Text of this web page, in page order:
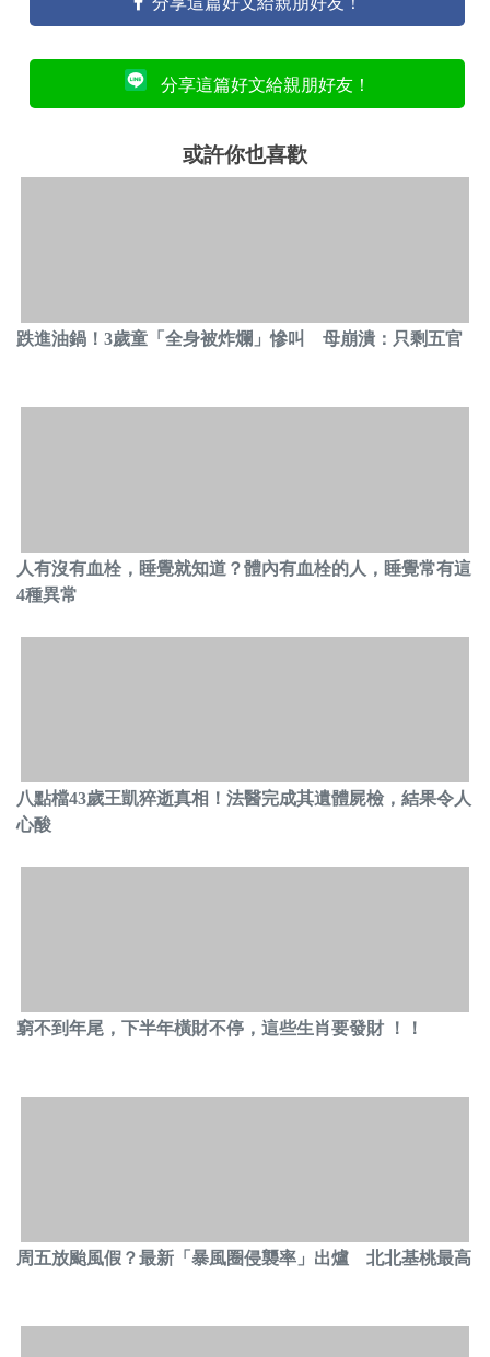
分享這篇好文給親朋好友！
或許你也喜歡
跌進油鍋！3歲童「全身被炸爛」慘叫 母崩潰：只剩五官
人有沒有血栓，睡覺就知道？體內有血栓的人，睡覺常有這
4種異常
八點檔43歲王凱猝逝真相！法醫完成其遺體屍檢，結果令人
心酸
窮不到年尾，下半年橫財不停，這些生肖要發財 ！！
周五放颱風假？最新「暴風圈侵襲率」出爐 北北基桃最高